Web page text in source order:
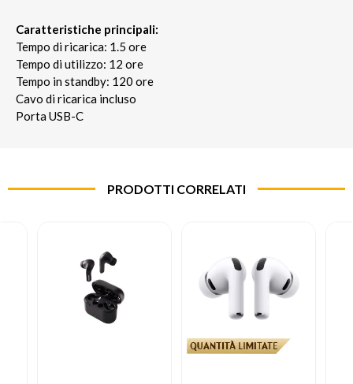
Caratteristiche principali:
Tempo di ricarica: 1.5 ore
Tempo di utilizzo: 12 ore
Tempo in standby: 120 ore
Cavo di ricarica incluso
Porta USB-C
PRODOTTI CORRELATI